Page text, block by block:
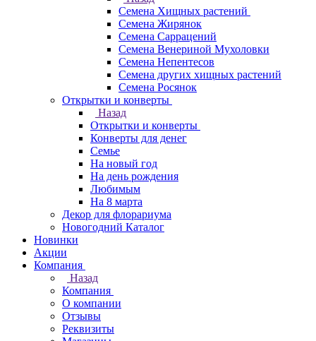
Семена Хищных растений
Семена Жирянок
Семена Саррацений
Семена Венериной Мухоловки
Семена Непентесов
Семена других хищных растений
Семена Росянок
Открытки и конверты
Назад
Открытки и конверты
Конверты для денег
Семье
На новый год
На день рождения
Любимым
На 8 марта
Декор для флорариума
Новогодний Каталог
Новинки
Акции
Компания
Назад
Компания
О компании
Отзывы
Реквизиты